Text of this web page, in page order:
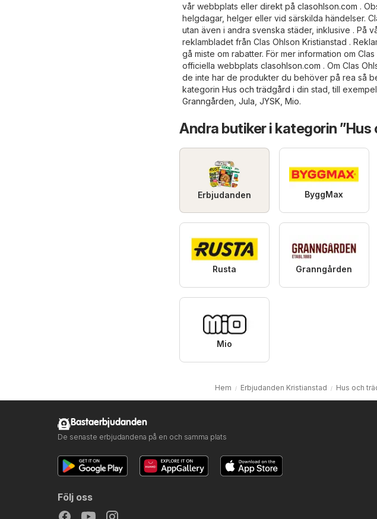
vår webbplats eller direkt på clasohlson.com .
helgdagar, helger eller vid särskilda händelser.
utan även i andra svenska städer, inklusive . På
reklambladet från Clas Ohlson Kristianstad .
gå miste om rabatter. För mer information om
officiella webbplats clasohlson.com . Om Clas
de inte har de produkter du behöver på rea så
kategorin Hus och trädgård i din stad, till exempel
Granngården Jula JYSK Mio.
Andra butiker i kategorin
Erbjudanden ByggMax
Rusta Granngården
Mio
Hem Erbjudanden Kristianstad Hus och
Bastaerbjudanden
De senaste erbjudandena på en och samma plats
Följ oss